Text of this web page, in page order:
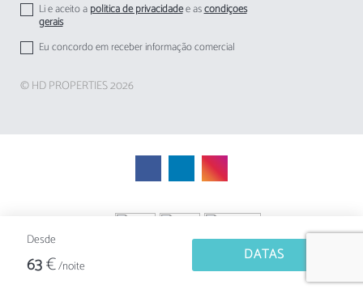
Desde
63€/noite
DATAS
Li e aceito apolitica de privacidadee ascondições
gerais
Eu concordo em receber informação comercial
© HD PROPERTIES 2026
Gestão de alojamento local Avantio